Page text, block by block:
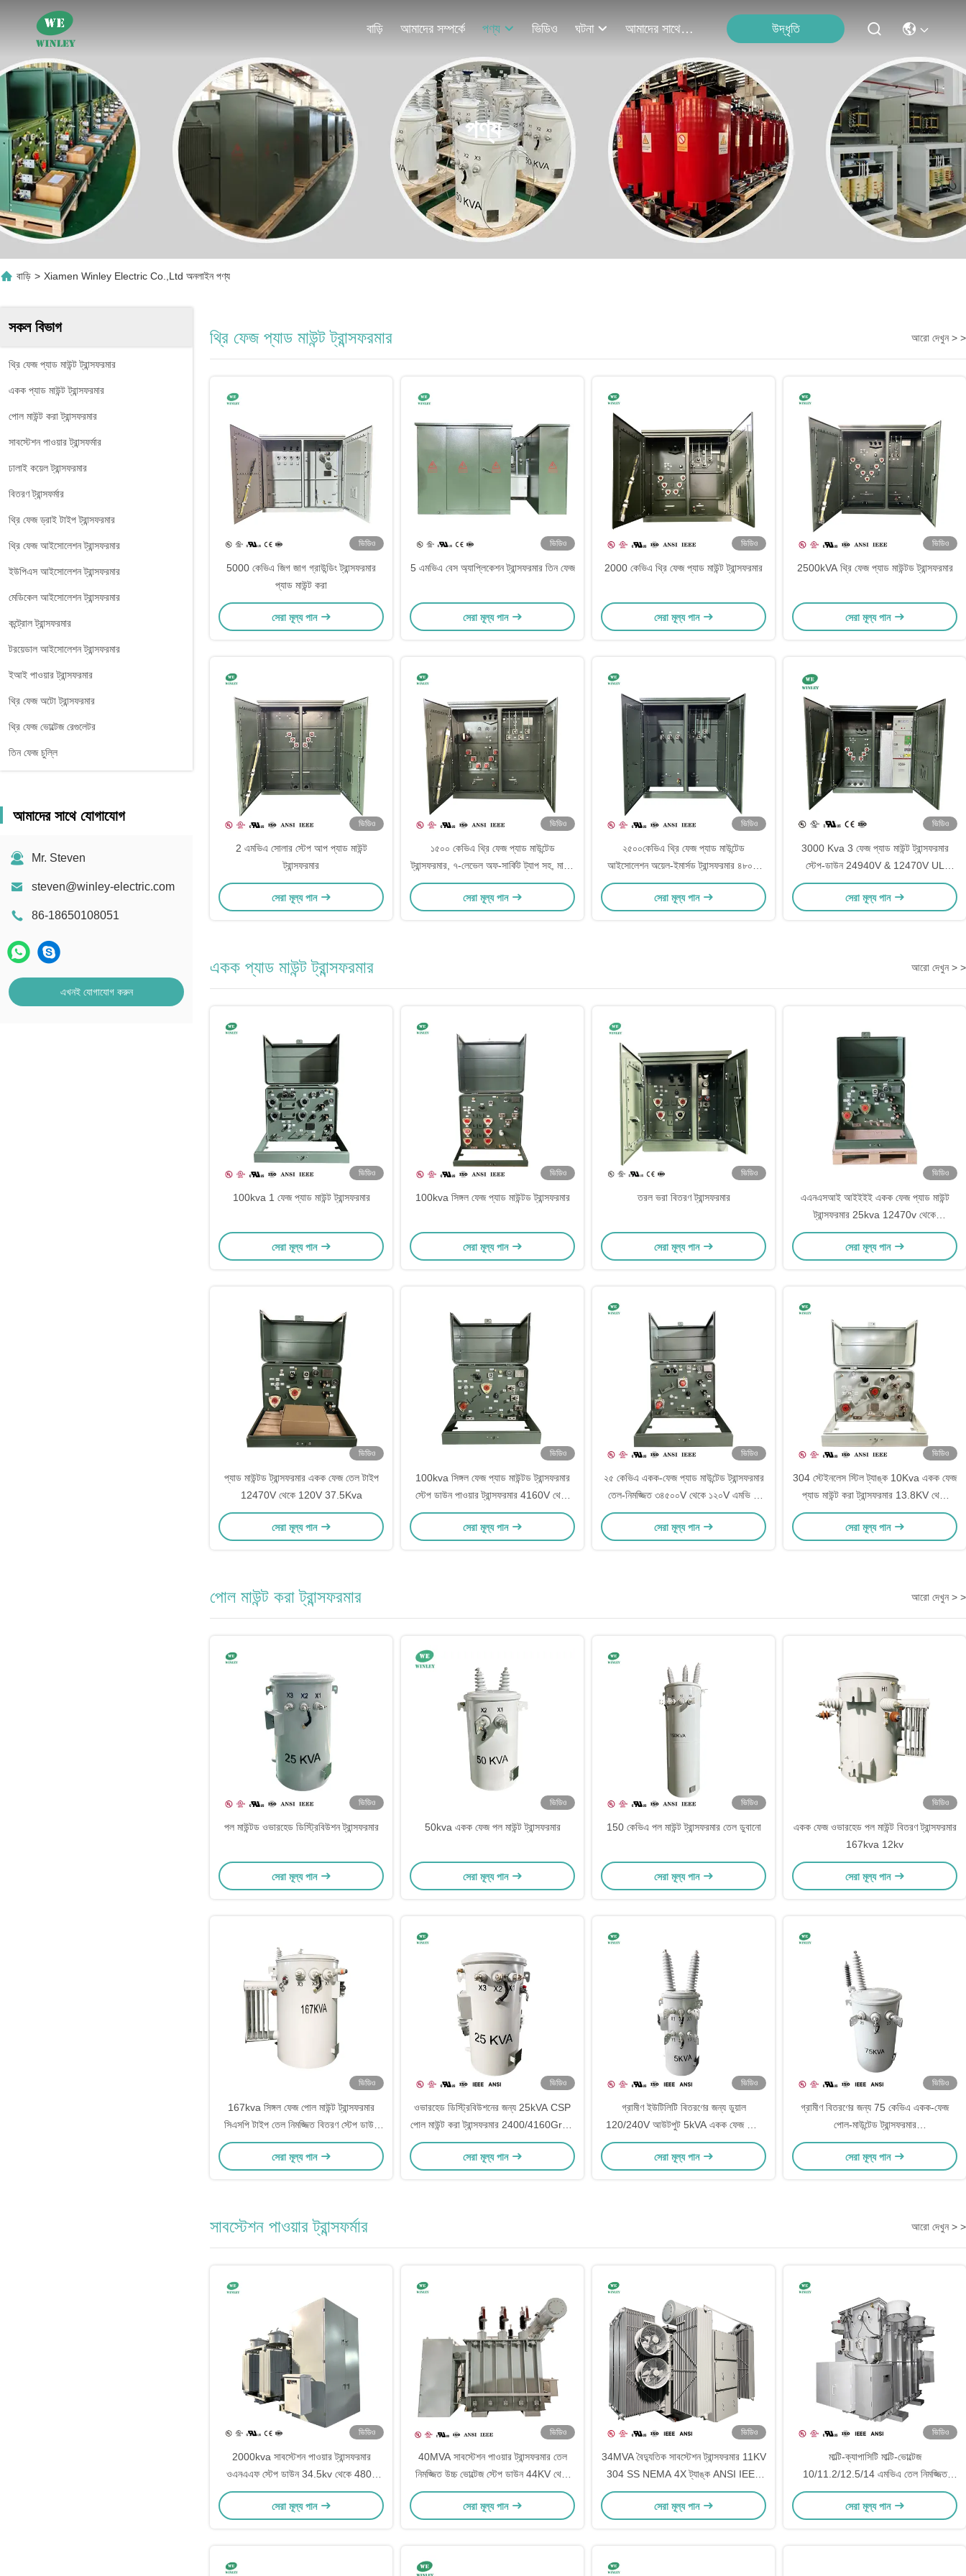
বাড়ি আমাদের সম্পর্কে পণ্য ভিডিও ঘটনা আমাদের সাথে যোগাযোগ উদ্ধৃতি
পণ্য
বাড়ি > Xiamen Winley Electric Co.,Ltd অনলাইন পণ্য
সকল বিভাগ
থ্রি ফেজ প্যাড মাউন্ট ট্রান্সফরমার
একক প্যাড মাউন্ট ট্রান্সফরমার
পোল মাউন্ট করা ট্রান্সফরমার
সাবস্টেশন পাওয়ার ট্রান্সফর্মার
ঢালাই কয়েল ট্রান্সফরমার
বিতরণ ট্রান্সফর্মার
থ্রি ফেজ ড্রাই টাইপ ট্রান্সফরমার
থ্রি ফেজ আইসোলেশন ট্রান্সফরমার
ইউপিএস আইসোলেশন ট্রান্সফরমার
মেডিকেল আইসোলেশন ট্রান্সফরমার
কন্ট্রোল ট্রান্সফরমার
টরয়েডাল আইসোলেশন ট্রান্সফরমার
ইআই পাওয়ার ট্রান্সফরমার
থ্রি ফেজ অটো ট্রান্সফরমার
থ্রি ফেজ ভোল্টেজ রেগুলেটর
তিন ফেজ চুল্লি
আমাদের সাথে যোগাযোগ
Mr. Steven
steven@winley-electric.com
86-18650108051
এখনই যোগাযোগ করুন
থ্রি ফেজ প্যাড মাউন্ট ট্রান্সফরমার আরো দেখুন > >
ভিডিও
5000 কেভিএ জিগ জাগ গ্রাউন্ডিং ট্রান্সফরমার
প্যাড মাউন্ট করা
সেরা মূল্য পান
ভিডিও
5 এমভিএ বেস অ্যাপ্লিকেশন ট্রান্সফরমার তিন ফেজ
সেরা মূল্য পান
ভিডিও
2000 কেভিএ থ্রি ফেজ প্যাড মাউন্ট ট্রান্সফরমার
সেরা মূল্য পান
ভিডিও
2500kVA থ্রি ফেজ প্যাড মাউন্টড ট্রান্সফরমার
সেরা মূল্য পান
ভিডিও
2 এমভিএ সোলার স্টেপ আপ প্যাড মাউন্ট
ট্রান্সফরমার
সেরা মূল্য পান
ভিডিও
১৫০০ কেভিএ থ্রি ফেজ প্যাড মাউন্টেড
ট্রান্সফরমার, ৭-লেভেল অফ-সার্কিট ট্যাপ সহ, মাল্টি-
ভোল্টেজ অ্যাডাপ্টেশন এবং গ্রাউন্ডিং চীনামাটির বুশিং
সেরা মূল্য পান
ভিডিও
২৫০০কেভিএ থ্রি ফেজ প্যাড মাউন্টেড
আইসোলেশন অয়েল-ইমার্সড ট্রান্সফরমার ৪৮০ভি
থেকে ৪৮০ওয়াই আইইইই এএনএসআই সি৫৭
সেরা মূল্য পান
ভিডিও
3000 Kva 3 ফেজ প্যাড মাউন্ট ট্রান্সফরমার
স্টেপ-ডাউন 24940V & 12470V UL
সার্টিফাইড DOE 2016 ANSI IEEE স্ট্যান্ডার্ড
পূরণ করে
সেরা মূল্য পান
একক প্যাড মাউন্ট ট্রান্সফরমার আরো দেখুন > >
ভিডিও
100kva 1 ফেজ প্যাড মাউন্ট ট্রান্সফরমার
সেরা মূল্য পান
ভিডিও
100kva সিঙ্গল ফেজ প্যাড মাউন্টড ট্রান্সফরমার
সেরা মূল্য পান
ভিডিও
তরল ভরা বিতরণ ট্রান্সফরমার
সেরা মূল্য পান
ভিডিও
এএনএসআই আইইইই একক ফেজ প্যাড মাউন্ট
ট্রান্সফরমার 25kva 12470v থেকে
240/120v
সেরা মূল্য পান
ভিডিও
প্যাড মাউন্টড ট্রান্সফরমার একক ফেজ তেল টাইপ
12470V থেকে 120V 37.5Kva
সেরা মূল্য পান
ভিডিও
100kva সিঙ্গল ফেজ প্যাড মাউন্টড ট্রান্সফরমার
স্টেপ ডাউন পাওয়ার ট্রান্সফরমার 4160V থেকে
240V এএনএসআই / আইইইই সি 57
সেরা মূল্য পান
ভিডিও
২৫ কেভিএ একক-ফেজ প্যাড মাউন্টেড ট্রান্সফরমার
তেল-নিমজ্জিত ৩৪৫০০V থেকে ১২০V এমভি ও
এইচভি গ্রাউন্ড-মাউন্টেড ট্রান্সফরমার
সেরা মূল্য পান
ভিডিও
304 স্টেইনলেস স্টিল ট্যাঙ্ক 10Kva একক ফেজ
প্যাড মাউন্ট করা ট্রান্সফরমার 13.8KV থেকে
240V120V পাওয়ার বিতরণ ট্রান্সফরমার ইউএল
তালিকাভুক্ত
সেরা মূল্য পান
পোল মাউন্ট করা ট্রান্সফরমার আরো দেখুন > >
ভিডিও
পল মাউন্টড ওভারহেড ডিস্ট্রিবিউশন ট্রান্সফরমার
সেরা মূল্য পান
ভিডিও
50kva একক ফেজ পল মাউন্ট ট্রান্সফরমার
সেরা মূল্য পান
ভিডিও
150 কেভিএ পল মাউন্ট ট্রান্সফরমার তেল ডুবানো
সেরা মূল্য পান
ভিডিও
একক ফেজ ওভারহেড পল মাউন্ট বিতরণ ট্রান্সফরমার
167kva 12kv
সেরা মূল্য পান
ভিডিও
167kva সিঙ্গল ফেজ পোল মাউন্ট ট্রান্সফরমার
সিএসপি টাইপ তেল নিমজ্জিত বিতরণ স্টেপ ডাউন
4160v থেকে 480v
সেরা মূল্য পান
ভিডিও
ওভারহেড ডিস্ট্রিবিউশনের জন্য 25kVA CSP
পোল মাউন্ট করা ট্রান্সফরমার 2400/4160GrdY
থেকে 120/240V
সেরা মূল্য পান
ভিডিও
গ্রামীণ ইউটিলিটি বিতরণের জন্য ডুয়াল
120/240V আউটপুট 5kVA একক ফেজ পোল
মাউন্ট করা ট্রান্সফরমার
সেরা মূল্য পান
ভিডিও
গ্রামীণ বিতরণের জন্য 75 কেভিএ একক-ফেজ
পোল-মাউন্টেড ট্রান্সফরমার
24940GrdY/14400V থেকে 120/240V
সেরা মূল্য পান
সাবস্টেশন পাওয়ার ট্রান্সফর্মার আরো দেখুন > >
ভিডিও
2000kva সাবস্টেশন পাওয়ার ট্রান্সফরমার
ওএনএএফ স্টেপ ডাউন 34.5kv থেকে 480v
বৈদ্যুতিক সাবস্টেশন ট্রান্সফরমার
সেরা মূল্য পান
ভিডিও
40MVA সাবস্টেশন পাওয়ার ট্রান্সফরমার তেল
নিমজ্জিত উচ্চ ভোল্টেজ স্টেপ ডাউন 44KV থেকে
34.5KV ANSI IEEE স্ট্যান্ডার্ড
সেরা মূল্য পান
ভিডিও
34MVA বৈদ্যুতিক সাবস্টেশন ট্রান্সফরমার 11KV
304 SS NEMA 4X ট্যাঙ্ক ANSI IEEE
মান
সেরা মূল্য পান
ভিডিও
মাল্টি-ক্যাপাসিটি মাল্টি-ভোল্টেজ
10/11.2/12.5/14 এমভিএ তেল নিমজ্জিত
সাবস্টেশন পাওয়ার ট্রান্সফরমার 12470V থেকে
2400D 4160Y/2400V ONAN/ONAF
সেরা মূল্য পান